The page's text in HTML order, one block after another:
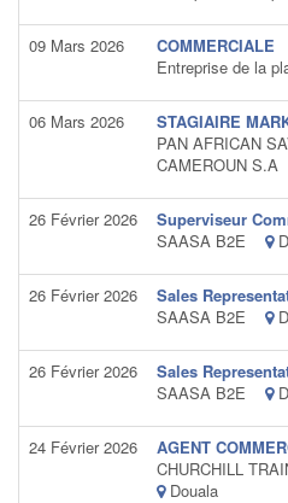
09 Mars 2026
COMMERCIALE
Entreprise de la
06 Mars 2026
STAGIAIRE
PAN AFRICAN
CAMEROUN S.A
26 Février 2026
Superviseur
SAASA B2E
26 Février 2026
Sales
SAASA B2E
26 Février 2026
Sales
SAASA B2E
24 Février 2026
AGENT
CHURCHILL
Douala